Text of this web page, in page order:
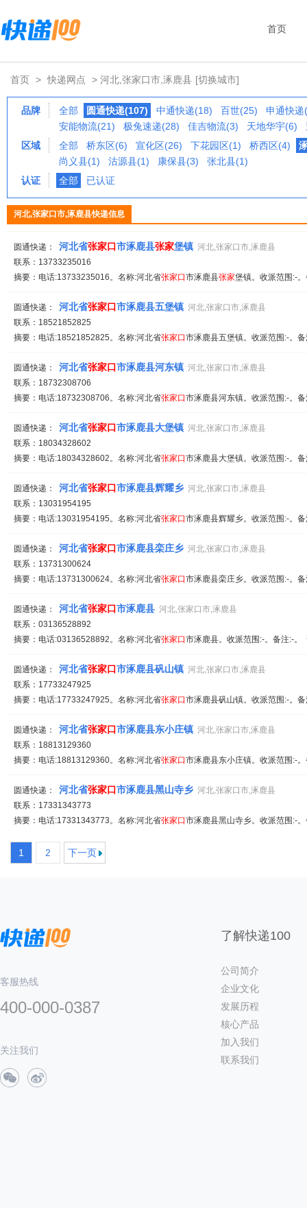
首页
首页 > 快递网点 > 河北,张家口市,涿鹿县 [切换城市]
品牌 全部 圆通快递(107) 中通快递(18) 百世(25)
申通快递
安能物流(21)
极兔速递(28) 佳吉物流(3) 天地华宇(6)
区域
全部 桥东区(6) 宣化区(26) 下花园区(1) 桥西区(4)
尚义县(1)
沽源县(1) 康保县(3)
张北县(1)
认证
全部 已认证
河北,张家口市,涿鹿县快递信息
圆通快递： 河北省张家口市涿鹿县张家堡镇 河北,张家口市,涿鹿县
联系：13733235016
摘要：电话:13733235016。名称:河北省张家口市涿鹿县张家堡镇。收派范围:-
圆通快递： 河北省张家口市涿鹿县五堡镇 河北,张家口市,涿鹿县
联系：18521852825
摘要：电话:18521852825。名称:河北省张家口市涿鹿县五堡镇。收派范围:-。
圆通快递： 河北省张家口市涿鹿县河东镇 河北,张家口市,涿鹿县
联系：18732308706
摘要：电话:18732308706。名称:河北省张家口市涿鹿县河东镇。收派范围:-。
圆通快递： 河北省张家口市涿鹿县大堡镇 河北,张家口市,涿鹿县
联系：18034328602
摘要：电话:18034328602。名称:河北省张家口市涿鹿县大堡镇。收派范围:-。
圆通快递： 河北省张家口市涿鹿县辉耀乡 河北,张家口市,涿鹿县
联系：13031954195
摘要：电话:13031954195。名称:河北省张家口市涿鹿县辉耀乡。收派范围:-。
圆通快递： 河北省张家口市涿鹿县栾庄乡 河北,张家口市,涿鹿县
联系：13731300624
摘要：电话:13731300624。名称:河北省张家口市涿鹿县栾庄乡。收派范围:-。
圆通快递： 河北省张家口市涿鹿县 河北,张家口市,涿鹿县
联系：03136528892
摘要：电话:03136528892。名称:河北省张家口市涿鹿县。收派范围:-。备注:-。
圆通快递： 河北省张家口市涿鹿县矾山镇 河北,张家口市,涿鹿县
联系：17733247925
摘要：电话:17733247925。名称:河北省张家口市涿鹿县矾山镇。收派范围:-。
圆通快递： 河北省张家口市涿鹿县东小庄镇 河北,张家口市,涿鹿县
联系：18813129360
摘要：电话:18813129360。名称:河北省张家口市涿鹿县东小庄镇。收派范围:-
圆通快递： 河北省张家口市涿鹿县黑山寺乡 河北,张家口市,涿鹿县
联系：17331343773
摘要：电话:17331343773。名称:河北省张家口市涿鹿县黑山寺乡。收派范围:-
1 2 下一页
客服热线
400-000-0387
关注我们
了解快递100
公司简介
企业文化
发展历程
核心产品
加入我们
联系我们